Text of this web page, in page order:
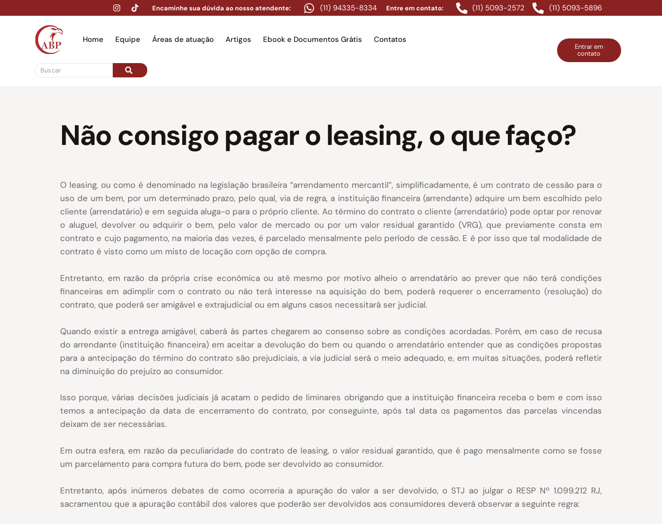
Encaminhe sua dúvida ao nosso atendente: (11) 94335-8334 Entre em contato: (11) 5093-2572 (11) 5093-5896
Home Equipe Áreas de atuação Artigos Ebook e Documentos Grátis Contatos
Entrar em
contato
Não consigo pagar o leasing, o que faço?
O leasing, ou como é denominado na legislação brasileira “arrendamento mercantil”, simplificadamente, é um contrato de cessão para o
uso de um bem, por um determinado prazo, pelo qual, via de regra, a instituição financeira (arrendante) adquire um bem escolhido pelo
cliente (arrendatário) e em seguida aluga-o para o próprio cliente. Ao término do contrato o cliente (arrendatário) pode optar por renovar
o aluguel, devolver ou adquirir o bem, pelo valor de mercado ou por um valor residual garantido (VRG), que previamente consta em
contrato e cujo pagamento, na maioria das vezes, é parcelado mensalmente pelo período de cessão. E é por isso que tal modalidade de
contrato é visto como um misto de locação com opção de compra.
Entretanto, em razão da própria crise econômica ou até mesmo por motivo alheio o arrendatário ao prever que não terá condições
financeiras em adimplir com o contrato ou não terá interesse na aquisição do bem, poderá requerer o encerramento (resolução) do
contrato, que poderá ser amigável e extrajudicial ou em alguns casos necessitará ser judicial.
Quando existir a entrega amigável, caberá às partes chegarem ao consenso sobre as condições acordadas. Porém, em caso de recusa
do arrendante (instituição financeira) em aceitar a devolução do bem ou quando o arrendatário entender que as condições propostas
para a antecipação do término do contrato são prejudiciais, a via judicial será o meio adequado, e, em muitas situações, poderá refletir
na diminuição do prejuízo ao consumidor.
Isso porque, várias decisões judiciais já acatam o pedido de liminares obrigando que a instituição financeira receba o bem e com isso
temos a antecipação da data de encerramento do contrato, por conseguinte, após tal data os pagamentos das parcelas vincendas
deixam de ser necessárias.
Em outra esfera, em razão da peculiaridade do contrato de leasing, o valor residual garantido, que é pago mensalmente como se fosse
um parcelamento para compra futura do bem, pode ser devolvido ao consumidor.
Entretanto, após inúmeros debates de como ocorreria a apuração do valor a ser devolvido, o STJ ao julgar o RESP Nº 1.099.212 RJ,
sacramentou que a apuração contábil dos valores que poderão ser devolvidos aos consumidores deverá observar a seguinte regra: